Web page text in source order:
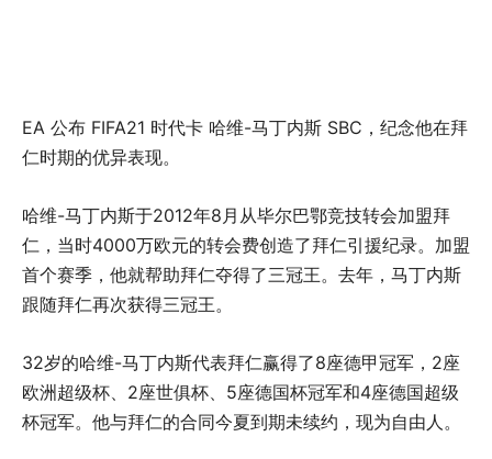
EA 公布 FIFA21 时代卡 哈维-马丁内斯 SBC，纪念他在拜
仁时期的优异表现。
哈维-马丁内斯于2012年8月从毕尔巴鄂竞技转会加盟拜
仁，当时4000万欧元的转会费创造了拜仁引援纪录。加盟
首个赛季，他就帮助拜仁夺得了三冠王。去年，马丁内斯
跟随拜仁再次获得三冠王。
32岁的哈维-马丁内斯代表拜仁赢得了8座德甲冠军，2座
欧洲超级杯、2座世俱杯、5座德国杯冠军和4座德国超级
杯冠军。他与拜仁的合同今夏到期未续约，现为自由人。